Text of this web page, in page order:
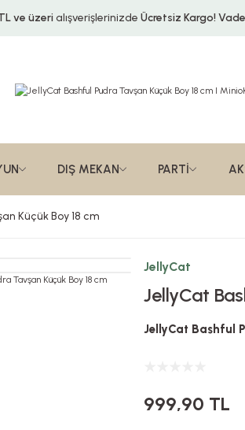
ve üzerialışverişlerinizde Ücretsiz Kargo!
DIŞ MEKAN PARTİ
Küçük Boy 18 cm
JellyCat
JellyCat
JellyCat Bashful
999,90 TL